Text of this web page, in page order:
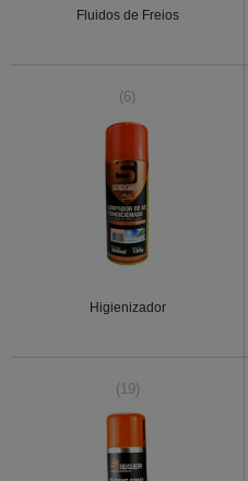
Fluidos de Freios
(6)
Higienizador
(19)